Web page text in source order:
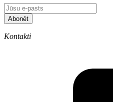
Abonēt
Kontakti